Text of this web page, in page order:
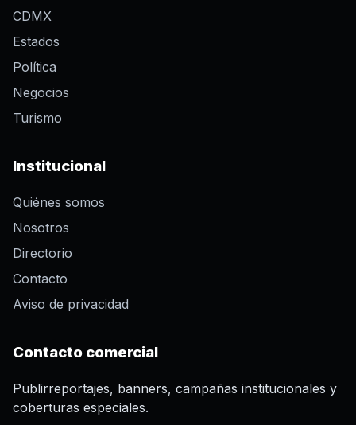
CDMX
Estados
Política
Negocios
Turismo
Institucional
Quiénes somos
Nosotros
Directorio
Contacto
Aviso de privacidad
Contacto comercial
Publirreportajes, banners, campañas institucionales y
coberturas especiales.